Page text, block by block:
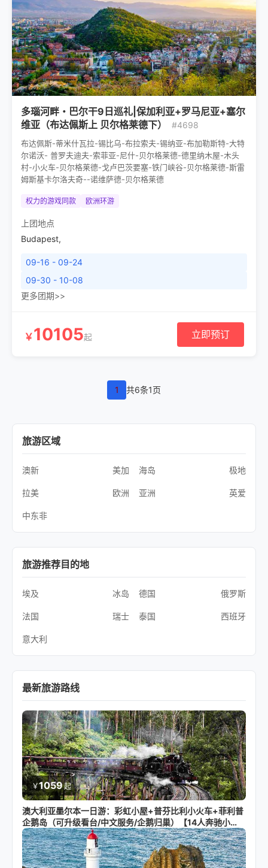
多瑙河畔・巴尔干9日巡礼|保加利亚+罗马尼亚+塞尔
维亚（布达佩斯上 贝尔格莱德下）
#4698
布达佩斯-蒂米什瓦拉-锡比乌-布拉索夫-锡纳亚-布加勒斯特-大特
尔诺沃- 普罗夫迪夫-索菲亚-尼什-贝尔格莱德-德里纳木屋-木头
村-小火车-贝尔格莱德-戈卢巴茨要塞-铁门峡谷-贝尔格莱德-斯雷
姆斯基卡尔洛夫奇--诺维萨德-贝尔格莱德
权力的游戏同款 欧洲环游
上团地点
Budapest,
09-16 - 09-24
09-30 - 10-08
更多团期>>
￥10105起 立即预订
1 共6条1页
旅游区域
澳新 美加 海岛 极地
拉美 欧洲 亚洲 英爱
中东非
旅游推荐目的地
埃及 冰岛 德国 俄罗斯
法国 瑞士 泰国 西班牙
意大利
最新旅游路线
￥1059起
澳大利亚墨尔本一日游：彩虹小屋+普芬比利小火车+菲利普
企鹅岛（可升级看台/中文服务/企鹅归巢）【14人奔驰小
团】